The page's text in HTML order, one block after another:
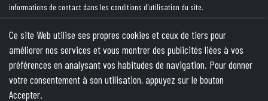
informations de contact dans les conditions d'utilisation du site.
PRODUITS
NOTRE SOCIÉTÉ
Ce site Web utilise ses propres cookies et ceux de tiers pour
améliorer nos services et vous montrer des publicités liées à vos
préférences en analysant vos habitudes de navigation. Pour donner
votre consentement à son utilisation, appuyez sur le bouton
Accepter.